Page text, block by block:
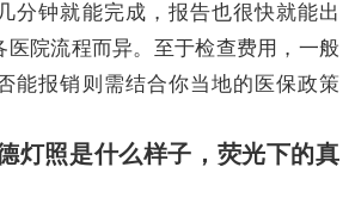
分钟就能完成，报告也很快就能出
医院流程而异。至于检查费用，一般
能报销则需结合你当地的医保政策
灯照是什么样子，荧光下的真